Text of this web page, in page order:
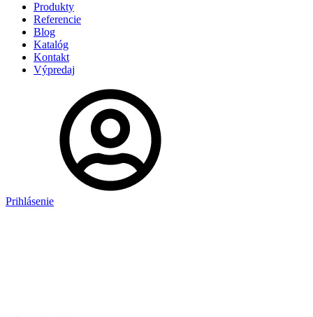
Produkty
Referencie
Blog
Katalóg
Kontakt
Výpredaj
Prihlásenie